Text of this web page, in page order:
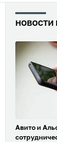
НОВОСТИ
Авито и